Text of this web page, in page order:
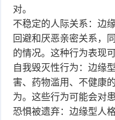
对。
不稳定的人际关系：边
回避和厌恶亲密关系，
的情况。这种行为表现
自我毁灭性行为：边缘
害、药物滥用、不健康
为。这些行为可能会对
恐惧被遗弃：边缘型人